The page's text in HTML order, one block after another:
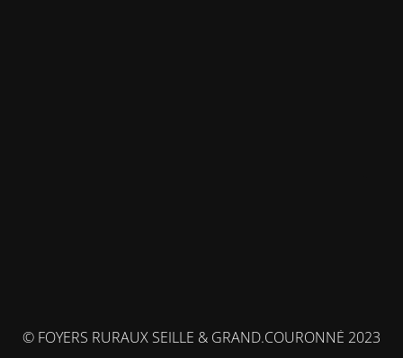
© FOYERS RURAUX SEILLE & GRAND.COURONNÉ 2023